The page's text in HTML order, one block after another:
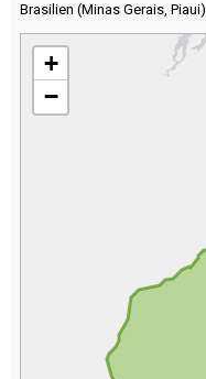
Brasilien (Minas Gerais, Piaui)
+
−